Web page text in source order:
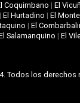
Coquimbano | El
| El Hurtadino | El
|El
Salamanquino | El
Todos los derechos